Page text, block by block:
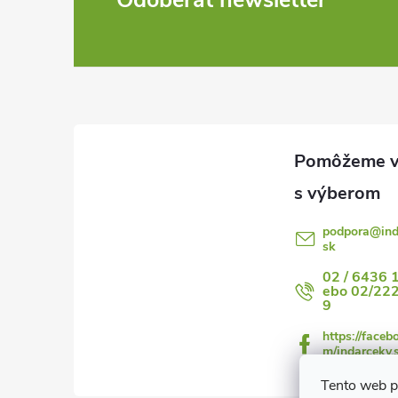
Tento web
podpora@
sk
02 / 6436
ebo 02/
9
https://
m/